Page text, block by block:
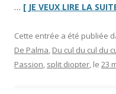
… [ JE VEUX LIRE LA
Cette entrée a été publiée
De Palma, Du cul du cul du
Passion, split diopter, le 23